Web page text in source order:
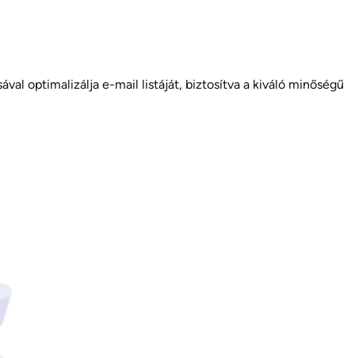
optimalizálja e-mail listáját, biztosítva a kiváló minőségű